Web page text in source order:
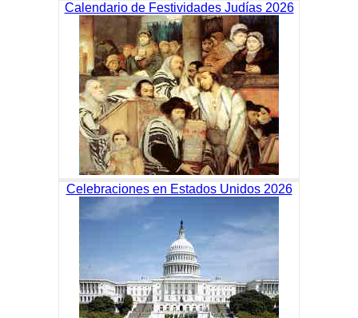
Calendario de Festividades Judías 2026
Celebraciones en Estados Unidos 2026